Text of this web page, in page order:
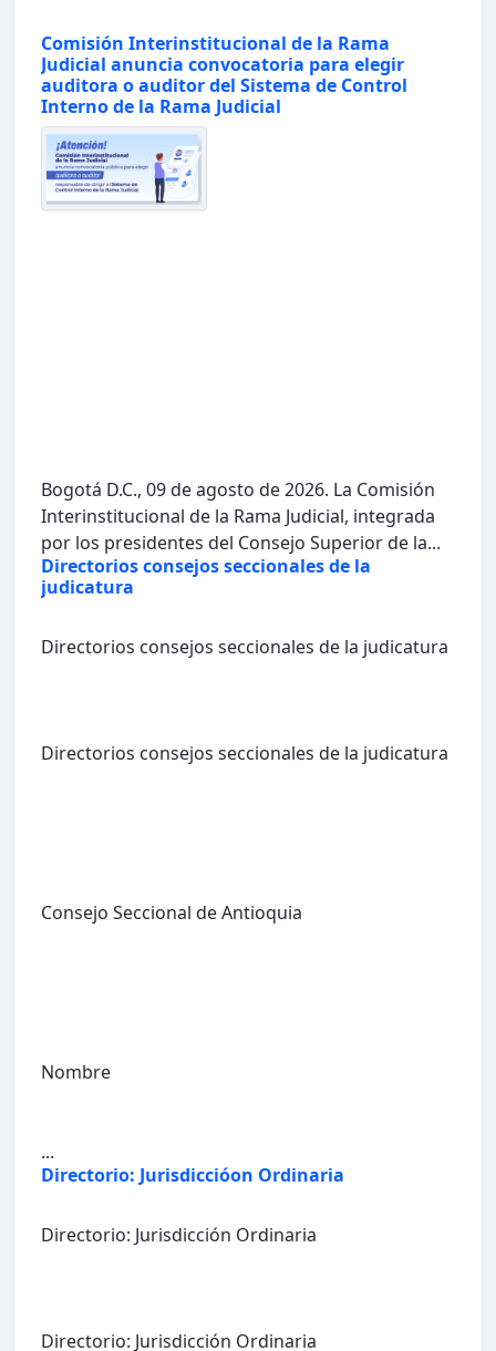
Comisión Interinstitucional de la Rama
Judicial anuncia convocatoria para elegir
auditora o auditor del Sistema de Control
Interno de la Rama Judicial
Bogotá D.C., 09 de agosto de 2026. La Comisión
Interinstitucional de la Rama Judicial, integrada
por los presidentes del Consejo Superior de la...
Directorios consejos seccionales de la
judicatura
Directorios consejos seccionales de la judicatura
Directorios consejos seccionales de la judicatura
Consejo Seccional de Antioquia
Nombre
...
Directorio: Jurisdiccióon Ordinaria
Directorio: Jurisdicción Ordinaria
Directorio: Jurisdicción Ordinaria